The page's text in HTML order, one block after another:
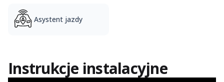
Asystent jazdy
Instrukcje instalacyjne